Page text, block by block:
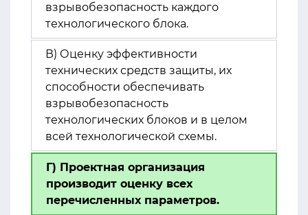
взрывобезопасность каждого
технологического блока.
В) Оценку эффективности
технических средств защиты, их
способности обеспечивать
взрывобезопасность
технологических блоков и в целом
всей технологической схемы.
Г) Проектная организация
производит оценку всех
перечисленных параметров.